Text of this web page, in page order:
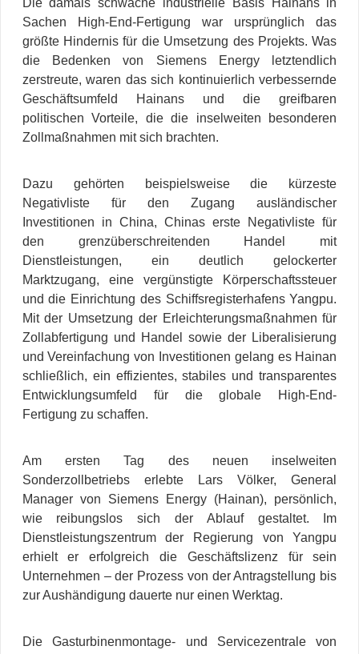
Die damals schwache industrielle Basis Hainans in
Sachen High-End-Fertigung war ursprünglich das
größte Hindernis für die Umsetzung des Projekts. Was
die Bedenken von Siemens Energy letztendlich
zerstreute, waren das sich kontinuierlich verbessernde
Geschäftsumfeld Hainans und die greifbaren
politischen Vorteile, die die inselweiten besonderen
Zollmaßnahmen mit sich brachten.
Dazu gehörten beispielsweise die kürzeste
Negativliste für den Zugang ausländischer
Investitionen in China, Chinas erste Negativliste für
den grenzüberschreitenden Handel mit
Dienstleistungen, ein deutlich gelockerter
Marktzugang, eine vergünstigte Körperschaftssteuer
und die Einrichtung des Schiffsregisterhafens Yangpu.
Mit der Umsetzung der Erleichterungsmaßnahmen für
Zollabfertigung und Handel sowie der Liberalisierung
und Vereinfachung von Investitionen gelang es Hainan
schließlich, ein effizientes, stabiles und transparentes
Entwicklungsumfeld für die globale High-End-
Fertigung zu schaffen.
Am ersten Tag des neuen inselweiten
Sonderzollbetriebs erlebteLars Völker, General
Manager von Siemens Energy (Hainan), persönlich,
wie reibungslos sich der Ablauf gestaltet. Im
Dienstleistungszentrum der Regierung von Yangpu
erhielt er erfolgreich die Geschäftslizenz für sein
Unternehmen – der Prozess von der Antragstellung bis
zur Aushändigung dauerte nur einen Werktag.
Die Gasturbinenmontage- und Servicezentrale von